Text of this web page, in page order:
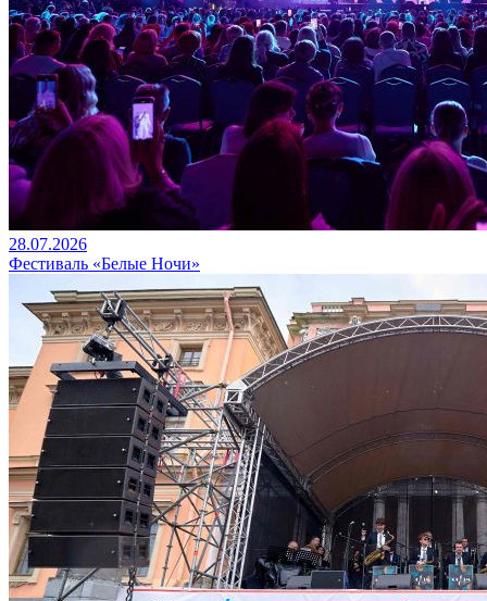
28.07.2026
Фестиваль «Белые Ночи»